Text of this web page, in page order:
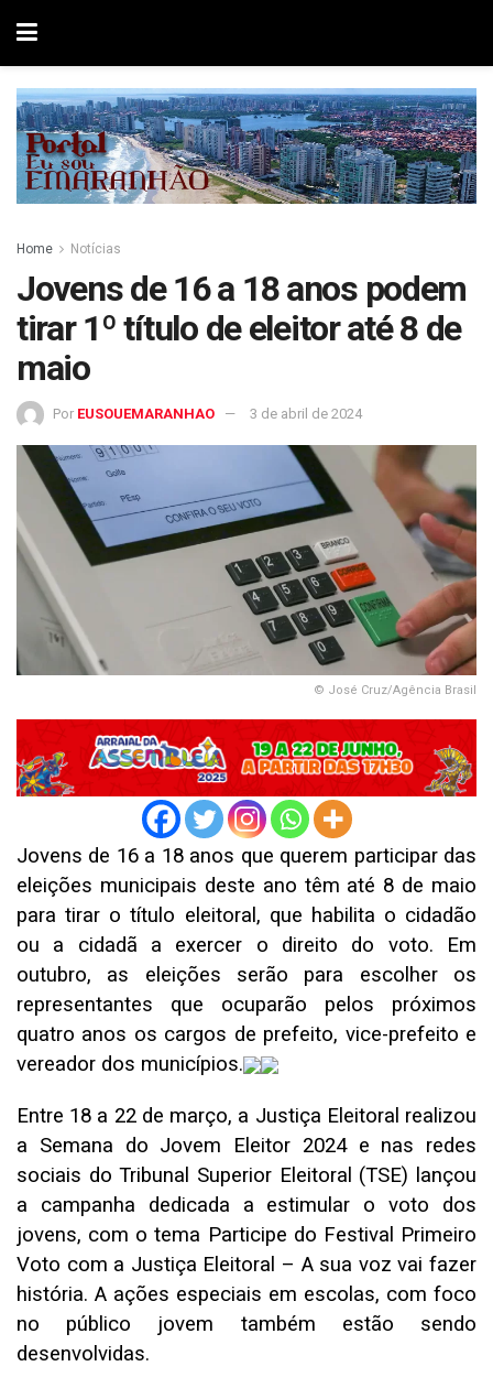
Home Notícias
Jovens de 16 a 18 anos podem
tirar 1º título de eleitor até 8 de
maio
Por EUSOUEMARANHAO 3 de abril de 2024
© José Cruz/Agência Brasil
Jovens de 16 a 18 anos que querem participar das
eleições municipais deste ano têm até 8 de maio
para tirar o título eleitoral, que habilita o cidadão
ou a cidadã a exercer o direito do voto. Em
outubro, as eleições serão para escolher os
representantes que ocuparão pelos próximos
quatro anos os cargos de prefeito, vice-prefeito e
vereador dos municípios.
Entre 18 a 22 de março, a Justiça Eleitoral realizou
a Semana do Jovem Eleitor 2024 e nas redes
sociais do Tribunal Superior Eleitoral (TSE) lançou
a campanha dedicada a estimular o voto dos
jovens, com o tema Participe do Festival Primeiro
Voto com a Justiça Eleitoral – A sua voz vai fazer
história. A ações especiais em escolas, com foco
no público jovem também estão sendo
desenvolvidas.